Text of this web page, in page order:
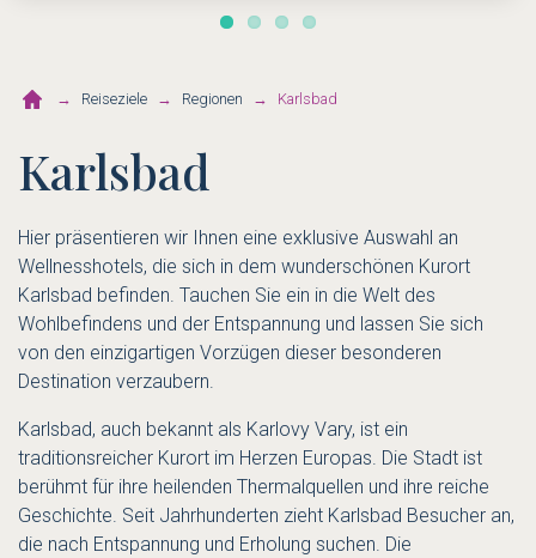
Reiseziele Regionen Karlsbad
Karlsbad
Hier präsentieren wir Ihnen eine exklusive Auswahl an
Wellnesshotels, die sich in dem wunderschönen Kurort
Karlsbad befinden. Tauchen Sie ein in die Welt des
Wohlbefindens und der Entspannung und lassen Sie sich
von den einzigartigen Vorzügen dieser besonderen
Destination verzaubern.
Karlsbad, auch bekannt als Karlovy Vary, ist ein
traditionsreicher Kurort im Herzen Europas. Die Stadt ist
berühmt für ihre heilenden Thermalquellen und ihre reiche
Geschichte. Seit Jahrhunderten zieht Karlsbad Besucher an,
die nach Entspannung und Erholung suchen. Die